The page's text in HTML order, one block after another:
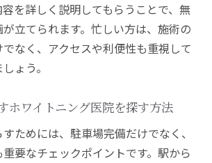
を詳しく説明してもらうことで、無
立てられます。忙しい方は、施術の
なく、アクセスや利便性も重視して
ょう。
ホワイトニング医院を探す方法
ためには、駐車場完備だけでなく、
要なチェックポイントです。駅から